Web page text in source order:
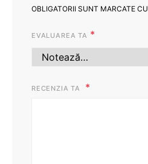
OBLIGATORII SUNT MARCATE CU
EVALUAREA TA *
RECENZIA TA